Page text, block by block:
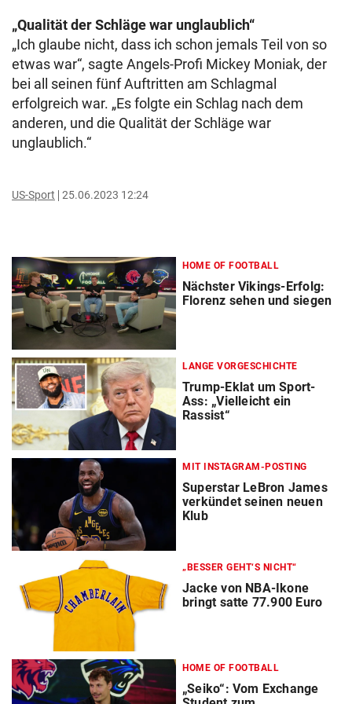
„Qualität der Schläge war unglaublich“
„Ich glaube nicht, dass ich schon jemals Teil von so
etwas war“, sagte Angels-Profi Mickey Moniak, der
bei all seinen fünf Auftritten am Schlagmal
erfolgreich war. „Es folgte ein Schlag nach dem
anderen, und die Qualität der Schläge war
unglaublich.“
US-Sport 25.06.2023 12:24
HOME OF FOOTBALL
Nächster Vikings-Erfolg:
Florenz sehen und siegen
LANGE VORGESCHICHTE
Trump-Eklat um Sport-
Ass: „Vielleicht ein
Rassist“
MIT INSTAGRAM-POSTING
Superstar LeBron James
verkündet seinen neuen
Klub
„BESSER GEHT‘S NICHT“
Jacke von NBA-Ikone
bringt satte 77.900 Euro
HOME OF FOOTBALL
„Seiko“: Vom Exchange